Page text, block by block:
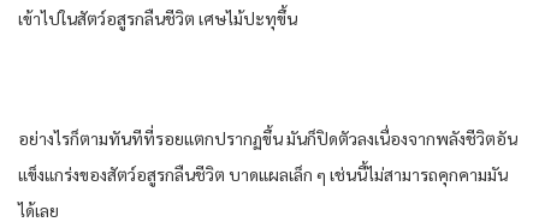
เข้าไป​ใน​สัตว์​อสูร​กลืน​ชีวิต​ เศษไม้ปะทุ​ขึ้น​
อย่างไรก็ตาม​ทันทีที่​รอยแตก​ปรากฏ​ขึ้น​ มัน​ก็​ปิด​ตัว​ลง​เนื่องจาก​พลัง​ชีวิต​อัน​
แข็งแกร่ง​ของ​สัตว์​อสูร​กลืน​ชีวิต​ บาดแผล​เล็ก​ ๆ เช่นนี้​ไม่สามารถ​คุกคาม​มัน​
ได้​เลย​